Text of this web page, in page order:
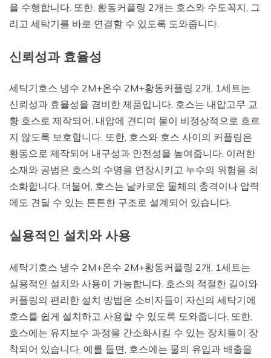
을 수행합니다. 또한, 황동커플링 2개는 호스와 수도꼭지, 그
리고 세탁기를 바로 연결할 수 있도록 도와줍니다.
신뢰성과 효율성
세탁기호스 냉수 2M+온수 2M+황동커플링 2개, 1세트는
신뢰성과 효율성을 겸비한 제품입니다. 호스는 내압고무 교
황 호스로 제작되어, 내압에 견디며 물이 비정상적으로 흐르
지 않도록 보호합니다. 또한, 호스와 호스 사이의 커플링은
황동으로 제작되어 내구성과 안전성을 높여줍니다. 이러한
소재와 공법은 호스의 수명을 연장시키고 누수의 위험을 최
소화합니다. 더불어, 호스는 날카로운 물체의 충격이나 압력
에도 견딜 수 있는 튼튼한 구조로 설계되어 있습니다.
실용적인 설치와 사용
세탁기호스 냉수 2M+온수 2M+황동커플링 2개, 1세트는
실용적인 설치와 사용이 가능합니다. 호스의 적절한 길이와
커플링의 편리한 설치 방법은 소비자들이 자신의 세탁기에
호스를 쉽게 설치하고 사용할 수 있도록 도와줍니다. 또한,
호스에는 유지보수 과정을 간소화시킬 수 있는 장치들이 장
착되어 있습니다. 예를 들면, 호스에는 물의 유입과 배출을